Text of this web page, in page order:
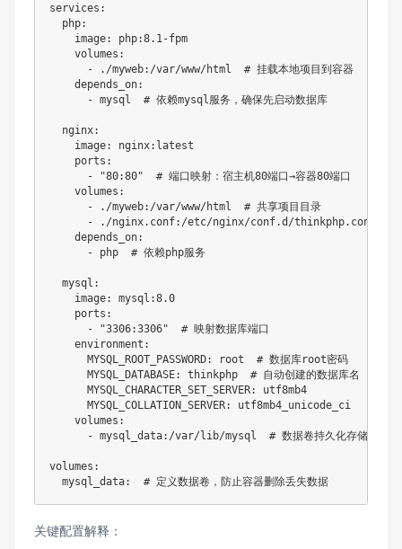
services:
  php:
    image: php:8.1-fpm
    volumes:
      - ./myweb:/var/www/html  # 挂载本地项目到容器
    depends_on:
      - mysql  # 依赖mysql服务，确保先启动数据库
  nginx:
    image: nginx:latest
    ports:
      - "80:80"  # 端口映射：宿主机80端口→容器80端口
    volumes:
      - ./myweb:/var/www/html  # 共享项目目录
- ./nginx.conf:/etc/nginx/conf.d/thinkphp.conf  #
    depends_on:
      - php  # 依赖php服务
  mysql:
    image: mysql:8.0
    ports:
      - "3306:3306"  # 映射数据库端口
    environment:
      MYSQL_ROOT_PASSWORD: root  # 数据库root密码
      MYSQL_DATABASE: thinkphp  # 自动创建的数据库名
      MYSQL_CHARACTER_SET_SERVER: utf8mb4
      MYSQL_COLLATION_SERVER: utf8mb4_unicode_ci
    volumes:
      - mysql_data:/var/lib/mysql  # 数据卷持久化存储数据
volumes:
  mysql_data:  # 定义数据卷，防止容器删除丢失数据
关键配置解释：​